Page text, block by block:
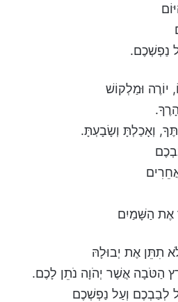
נַפְשְׁכֶם.
יוֹרֶה וּמַלְקוֹשׁ
וְאָכַלְתָּ וְשָׂבָעְתָּ.
אֶת הַשָּׁמַיִם
תִתֵּן אֶת יְבוּלָהּ
הַטֹּבָה אֲשֶׁר יְהֹוָה נֹתֵן לָכֶם.
לְבַבְכֶם וְעַל נַפְשְׁכֶם